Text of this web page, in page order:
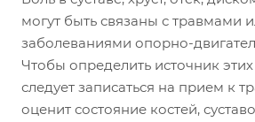
могут быть связаны с травмами
заболеваниями опорно-
Чтобы определить источник
следует записаться на прием к
оценит состояние костей,